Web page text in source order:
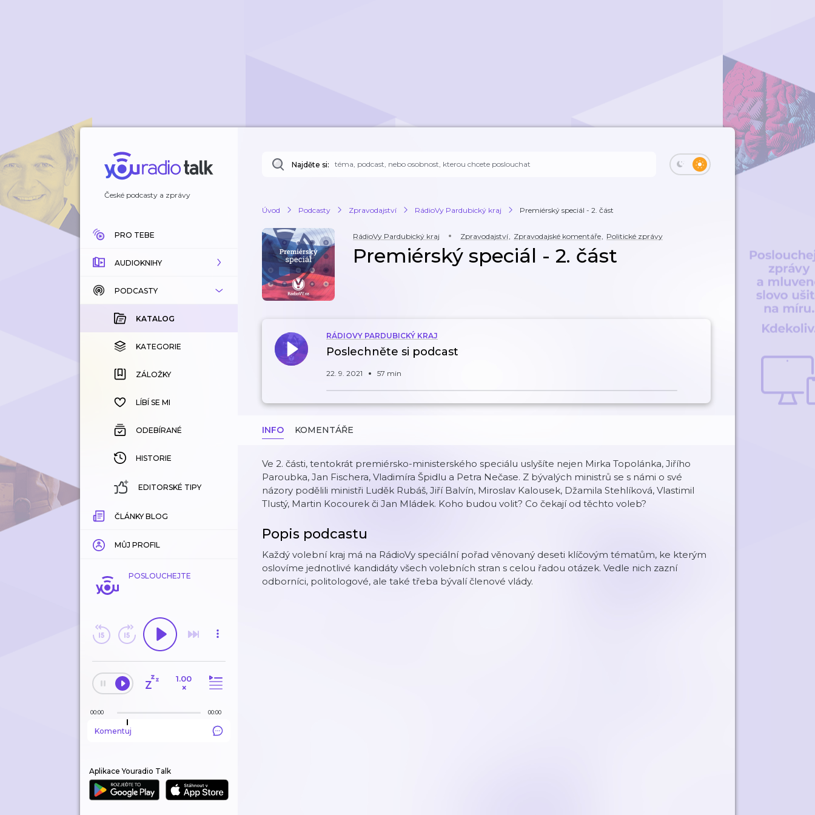
České podcasty a zprávy
PRO TEBE
AUDIOKNIHY
KATALOG
KOUPENÉ
KATEGORIE
ZÁLOŽKY
HISTORIE
PODCASTY
KATALOG
KATEGORIE
ZÁLOŽKY
LÍBÍ SE MI
ODEBÍRANÉ
HISTORIE
EDITORSKÉ TIPY
ČLÁNKY BLOG
MŮJ PROFIL
POSLOUCHEJTE
1.00
×
00:00 00:00
Komentuj
Aplikace Youradio Talk
Najděte si:
Úvod Podcasty Zpravodajství RádioVy Pardubický kraj Premiérský speciál - 2. část
RádioVy Pardubický kraj Zpravodajství, Zpravodajské komentáře, Politické zprávy
Premiérský speciál - 2. část
RÁDIOVY PARDUBICKÝ KRAJ
Poslechněte si podcast
22. 9. 2021 57 min
INFO KOMENTÁŘE
Ve 2. části, tentokrát premiérsko-ministerského speciálu uslyšíte nejen Mirka Topolánka, Jiřího
Paroubka, Jan Fischera, Vladimíra Špidlu a Petra Nečase. Z bývalých ministrů se s námi o své
názory podělili ministři Luděk Rubáš, Jiří Balvín, Miroslav Kalousek, Džamila Stehlíková, Vlastimil
Tlustý, Martin Kocourek či Jan Mládek. Koho budou volit? Co čekají od těchto voleb?
Popis podcastu
Každý volební kraj má na RádioVy speciální pořad věnovaný deseti klíčovým tématům, ke kterým
oslovíme jednotlivé kandidáty všech volebních stran s celou řadou otázek. Vedle nich zazní
odborníci, politologové, ale také třeba bývalí členové vlády.